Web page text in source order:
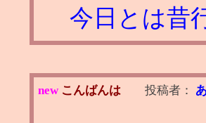
今日とは昔
new こんばんは 投稿者：